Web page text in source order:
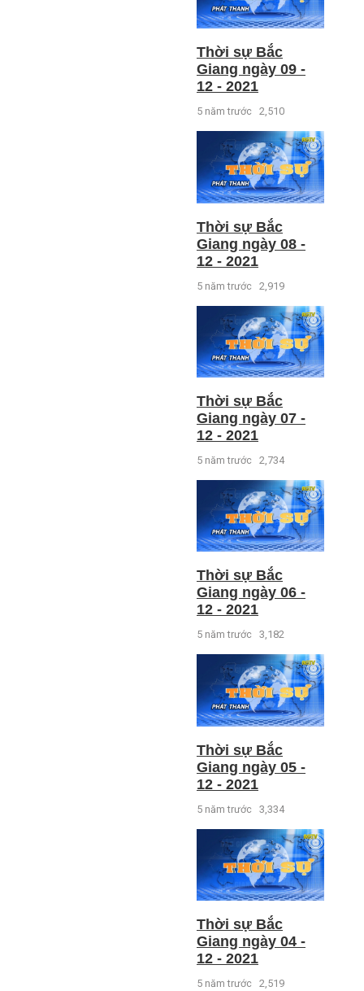
Thời sự Bắc
Giang ngày 09 -
12 - 2021
5 năm trước 2,510
Thời sự Bắc
Giang ngày 08 -
12 - 2021
5 năm trước 2,919
Thời sự Bắc
Giang ngày 07 -
12 - 2021
5 năm trước 2,734
Thời sự Bắc
Giang ngày 06 -
12 - 2021
5 năm trước 3,182
Thời sự Bắc
Giang ngày 05 -
12 - 2021
5 năm trước 3,334
Thời sự Bắc
Giang ngày 04 -
12 - 2021
5 năm trước 2,519